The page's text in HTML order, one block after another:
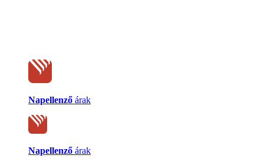
Napellenző árak
Napellenző árak